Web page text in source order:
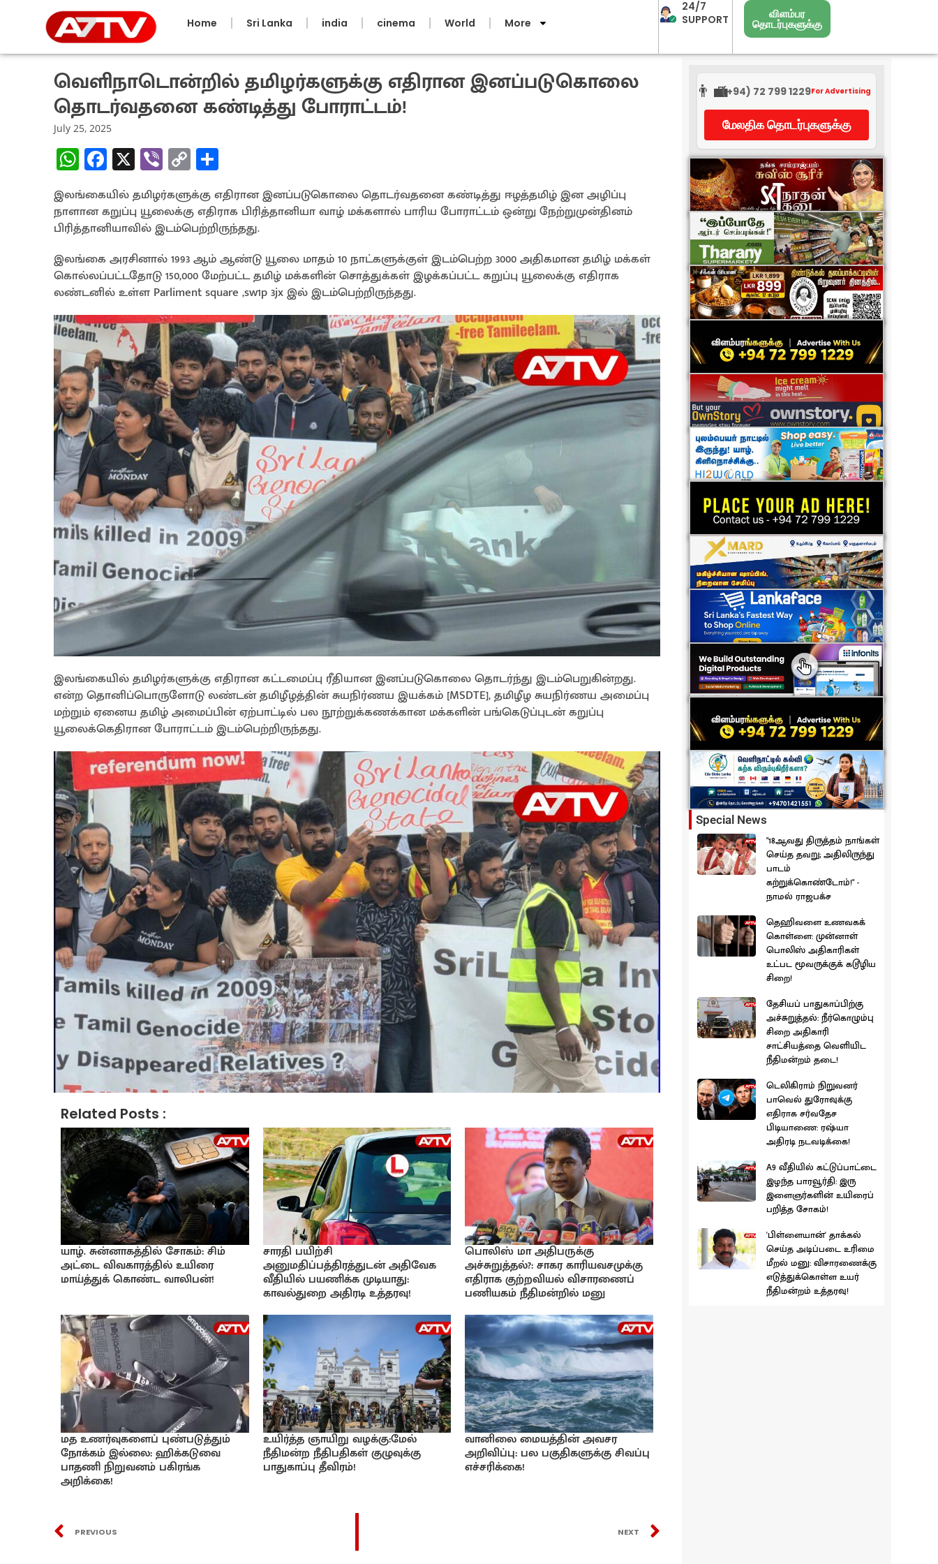
Home Sri Lanka india cinema World More
24/7
SUPPORT
விளம்பர
தொடர்புகளுக்கு
வெளிநாடொன்றில் தமிழர்களுக்கு எதிரான இனப்படுகொலை
தொடர்வதனை கண்டித்து போராட்டம்!
July 25, 2025
W
h
at
sA
p
p
Fa
ce
b
o
o
k
X Vi
b
er
C
o
py
Li
n
k
h
ar
e
இலங்கையில் தமிழர்களுக்கு எதிரான இனப்படுகொலை தொடர்வதனை கண்டித்து ஈழத்தமிழ் இன அழிப்பு
நாளான கறுப்பு யூலைக்கு எதிராக பிரித்தானியா வாழ் மக்களால் பாரிய போராட்டம் ஒன்று நேற்றுமுன்தினம்
பிரித்தானியாவில் இடம்பெற்றிருந்தது.
இலங்கை அரசினால் 1993 ஆம் ஆண்டு யூலை மாதம் 10 நாட்களுக்குள் இடம்பெற்ற 3000 அதிகமான தமிழ் மக்கள்
கொல்லப்பட்டதோடு 150,000 மேற்பட்ட தமிழ் மக்களின் சொத்துக்கள் இழக்கப்பட்ட கறுப்பு யூலைக்கு எதிராக
லண்டனில் உள்ள Parliment square ,sw1p 3jx இல் இடம்பெற்றிருந்தது.
இலங்கையில் தமிழர்களுக்கு எதிரான கட்டமைப்பு ரீதியான இனப்படுகொலை தொடர்ந்து இடம்பெறுகின்றது.
என்ற தொனிப்பொருளோடு லண்டன் தமிழீழத்தின் சுயநிர்ணய இயக்கம் [MSDTE], தமிழீழ சுயநிர்ணய அமைப்பு
மற்றும் ஏனைய தமிழ் அமைப்பின் ஏற்பாட்டில் பல நூற்றுக்கணக்கான மக்களின் பங்கெடுப்புடன் கறுப்பு
யூலைக்கெதிரான போராட்டம் இடம்பெற்றிருந்தது.
Related Posts :
யாழ். சுன்னாகத்தில் சோகம்: சிம்
அட்டை விவகாரத்தில் உயிரை
மாய்த்துக் கொண்ட வாலிபன்!
சாரதி பயிற்சி
அனுமதிப்பத்திரத்துடன் அதிவேக
வீதியில் பயணிக்க முடியாது:
காவல்துறை அதிரடி உத்தரவு!
பொலிஸ் மா அதிபருக்கு
அச்சுறுத்தல்?: சாகர காரியவசமுக்கு
எதிராக குற்றவியல் விசாரணைப்
பணியகம் நீதிமன்றில் மனு
மத உணர்வுகளைப் புண்படுத்தும்
நோக்கம் இல்லை: ஹிக்கடுவை
பாதணி நிறுவனம் பகிரங்க
அறிக்கை!
உயிர்த்த ஞாயிறு வழக்கு:மேல்
நீதிமன்ற நீதிபதிகள் குழுவுக்கு
பாதுகாப்பு தீவிரம்!
வானிலை மையத்தின் அவசர
அறிவிப்பு: பல பகுதிகளுக்கு சிவப்பு
எச்சரிக்கை!
PREVIOUS NEXT
👨‍💼(+94) 72 799 1229For Advertising
மேலதிக தொடர்புகளுக்கு
Special News
"18ஆவது திருத்தம் நாங்கள்
செய்த தவறு; அதிலிருந்து
பாடம்
கற்றுக்கொண்டோம்!" -
நாமல் ராஜபக்ச
தெஹிவளை உணவகக்
கொள்ளை: முன்னாள்
பொலிஸ் அதிகாரிகள்
உட்பட மூவருக்குக் கடூழிய
சிறை!
தேசியப் பாதுகாப்பிற்கு
அச்சுறுத்தல்: நீர்கொழும்பு
சிறை அதிகாரி
சாட்சியத்தை வெளியிட
நீதிமன்றம் தடை!
டெலிகிராம் நிறுவனர்
பாவெல் துரோவுக்கு
எதிராக சர்வதேச
பிடியாணை: ரஷ்யா
அதிரடி நடவடிக்கை!
A9 வீதியில் கட்டுப்பாட்டை
இழந்த பாரவூர்தி: இரு
இளைஞர்களின் உயிரைப்
பறித்த சோகம்!
'பிள்ளையான்' தாக்கல்
செய்த அடிப்படை உரிமை
மீறல் மனு: விசாரணைக்கு
எடுத்துக்கொள்ள உயர்
நீதிமன்றம் உத்தரவு!